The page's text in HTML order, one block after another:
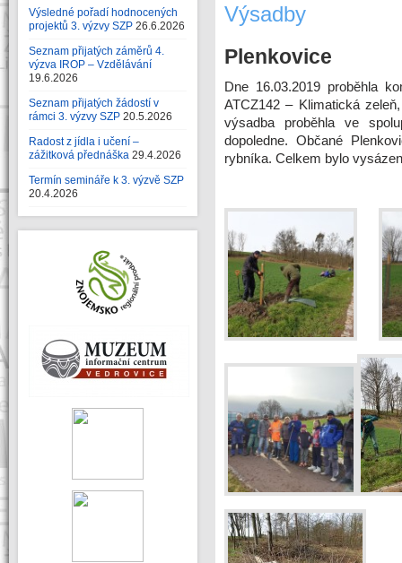
Výsledné pořadí hodnocených
projektů 3. výzvy SZP 26.6.2026
Seznam přijatých záměrů 4.
výzva IROP – Vzdělávání
19.6.2026
Seznam přijatých žádostí v
rámci 3. výzvy SZP 20.5.2026
Radost z jídla i učení –
zážitková přednáška 29.4.2026
Termín semináře k 3. výzvě SZP
20.4.2026
Výsadby
Plenkovice
Dne 16.03.2019 proběhla
ATCZ142 – Klimatická
výsadba proběhla ve
dopoledne. Občané
rybníka. Celkem bylo